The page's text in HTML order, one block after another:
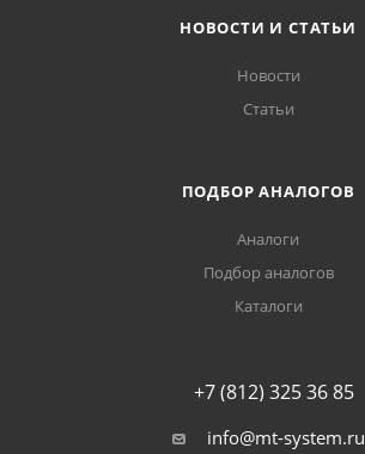
НОВОСТИ И СТАТЬИ
Новости
Статьи
ПОДБОР АНАЛОГОВ
Аналоги
Подбор аналогов
Каталоги
+7 (812) 325 36 85
info@mt-system.ru